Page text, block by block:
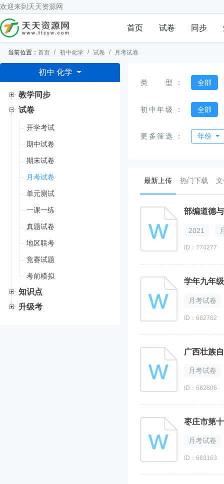
欢迎来到 天天资源网
首页 试卷 同步
当前位置： 首页 初中化学 试卷 月考试卷
初中 化学
教学同步
试卷
开学考试
期中试卷
期末试卷
月考试卷
单元测试
一课一练
真题试卷
地区联考
竞赛试题
考前模拟
知识点
升级考
类型 ： 全部
初中年级 ： 全部
更多筛选 ： 年份
最新上传(current)
热门下载
部编道德
2021
ID：774277
学年九年
月考试卷
ID：682782
月考试卷
ID：682806
枣庄市第
月考试卷
ID：683163